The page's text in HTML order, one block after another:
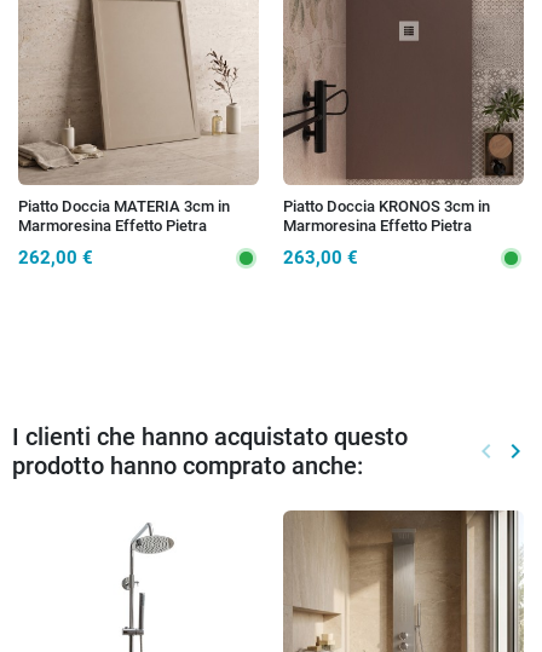
Piatto Doccia MATERIA 3cm in
Marmoresina Effetto Pietra
262,00 €
Piatto Doccia KRONOS 3cm in
Marmoresina Effetto Pietra
263,00 €
I clienti che hanno acquistato questo
prodotto hanno comprato anche:
keyboard_arrow_left keyboard_arrow_right